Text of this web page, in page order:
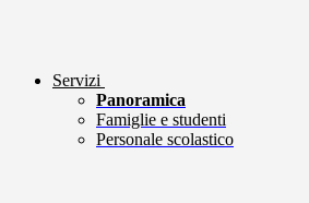
Servizi
Panoramica
Famiglie e studenti
Personale scolastico